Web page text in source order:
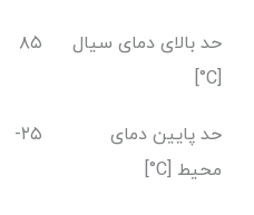
حد بالای دمای سیال
[C°]
۸۵
حد پایین دمای
محیط [C°]
-۲۵